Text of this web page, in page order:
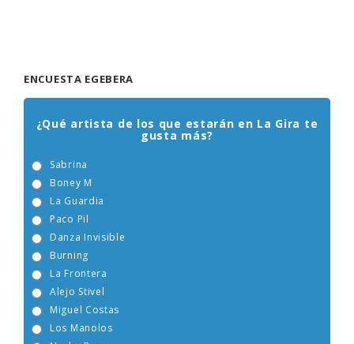
ENCUESTA EGEBERA
¿Qué artista de los que estarán en La Gira te
gusta más?
Sabrina
Boney M
La Guardia
Paco Pil
Danza Invisible
Burning
La Frontera
Alejo Stivel
Miguel Costas
Los Manolos